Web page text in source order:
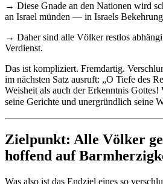
→ Diese Gnade an den Nationen wird
an Israel münden — in Israels
→ Daher sind alle Völker restlos
Verdienst.
Das ist kompliziert. Fremdartig.
im nächsten Satz ausruft: „O Tiefe des
Weisheit als auch der Erkenntnis
seine Gerichte und unergründlich seine
Zielpunkt: Alle Völker
hoffend auf
Was also ist das Endziel eines so